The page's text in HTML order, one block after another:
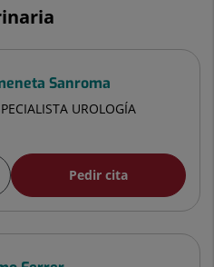
Sanroma
UROLOGÍA
Pedir cita